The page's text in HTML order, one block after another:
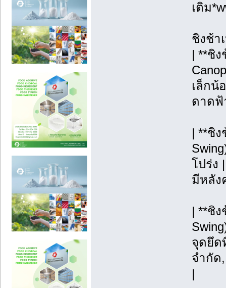
เติม
ชิงช้า
| **ชิง
เล็กน้
ดาดฟ้
| **ชิ
โปร่ง
มีหลัง
| **ชิ
จุดยึด
จำกัด
|